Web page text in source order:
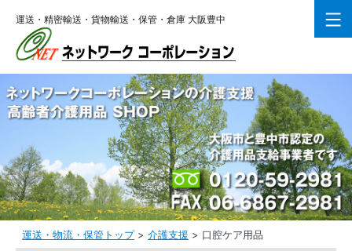
ン
ツ
へ
キ
ッ
プ
運送・精密輸送・貨物輸送・保管・倉庫 大阪豊中
運送・物流・保管トップ>介護支援 > 口腔ケア用品